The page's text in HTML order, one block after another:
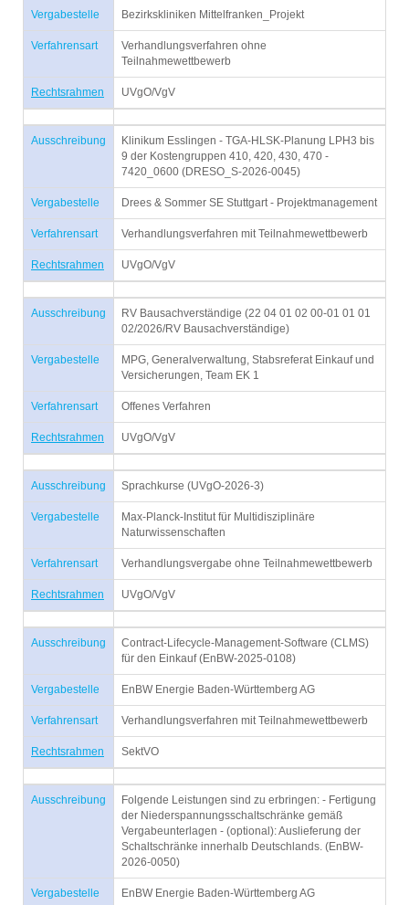
Vergabestelle Bezirkskliniken Mittelfranken_Projekt
Verfahrensart
Verhandlungsverfahren ohne
Teilnahmewettbewerb
Rechtsrahmen UVgO/VgV
Ausschreibung
Klinikum Esslingen - TGA-HLSK-Planung LPH3 bis
9 der Kostengruppen 410, 420, 430, 470 -
7420_0600 (DRESO_S-2026-0045)
Vergabestelle Drees & Sommer SE Stuttgart - Projektmanagement
Verfahrensart Verhandlungsverfahren mit Teilnahmewettbewerb
Rechtsrahmen UVgO/VgV
Ausschreibung
RV Bausachverständige (22 04 01 02 00-01 01 01
02/2026/RV Bausachverständige)
Vergabestelle
MPG, Generalverwaltung, Stabsreferat Einkauf und
Versicherungen, Team EK 1
Verfahrensart Offenes Verfahren
Rechtsrahmen UVgO/VgV
Ausschreibung Sprachkurse (UVgO-2026-3)
Vergabestelle
Max-Planck-Institut für Multidisziplinäre
Naturwissenschaften
Verfahrensart Verhandlungsvergabe ohne Teilnahmewettbewerb
Rechtsrahmen UVgO/VgV
Ausschreibung
Contract-Lifecycle-Management-Software (CLMS)
für den Einkauf (EnBW-2025-0108)
Vergabestelle EnBW Energie Baden-Württemberg AG
Verfahrensart Verhandlungsverfahren mit Teilnahmewettbewerb
Rechtsrahmen SektVO
Ausschreibung
Folgende Leistungen sind zu erbringen: - Fertigung
der Niederspannungsschaltschränke gemäß
Vergabeunterlagen - (optional): Auslieferung der
Schaltschränke innerhalb Deutschlands. (EnBW-
2026-0050)
Vergabestelle EnBW Energie Baden-Württemberg AG